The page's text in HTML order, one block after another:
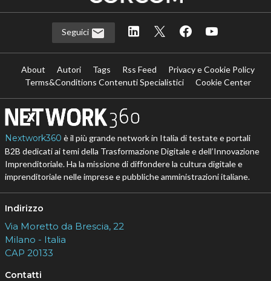
Seguici
About Autori Tags Rss Feed
Privacy e Cookie Policy
Terms&Conditions Contenuti Specialistici
Cookie Center
Nextwork360 è il più grande network in Italia di testate e portali
B2B dedicati ai temi della Trasformazione Digitale e dell’Innovazione
Imprenditoriale. Ha la missione di diffondere la cultura digitale e
imprenditoriale nelle imprese e pubbliche amministrazioni italiane.
Indirizzo
Via Moretto da Brescia, 22
Milano - Italia
CAP 20133
Contatti